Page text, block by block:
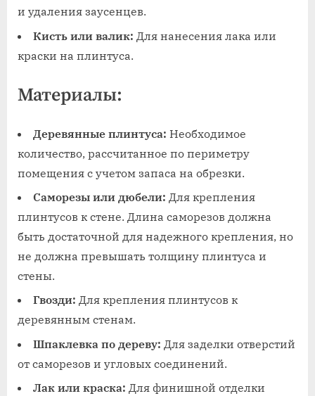
и удаления заусенцев.
Кисть или валик: Для нанесения лака или
краски на плинтуса.
Материалы:
Деревянные плинтуса: Необходимое
количество, рассчитанное по периметру
помещения с учетом запаса на обрезки.
Саморезы или дюбели: Для крепления
плинтусов к стене. Длина саморезов должна
быть достаточной для надежного крепления, но
не должна превышать толщину плинтуса и
стены.
Гвозди: Для крепления плинтусов к
деревянным стенам.
Шпаклевка по дереву: Для заделки отверстий
от саморезов и угловых соединений.
Лак или краска: Для финишной отделки